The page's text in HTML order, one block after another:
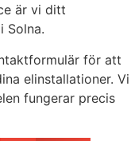
är vi ditt
Solna.
för att
elinstallationer. Vi
fungerar precis